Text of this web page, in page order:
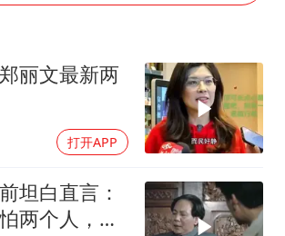
房主任回应争议
奋进开新局 实干挑大梁
丽文最新两
打开APP
坦白直言：
两个人，却